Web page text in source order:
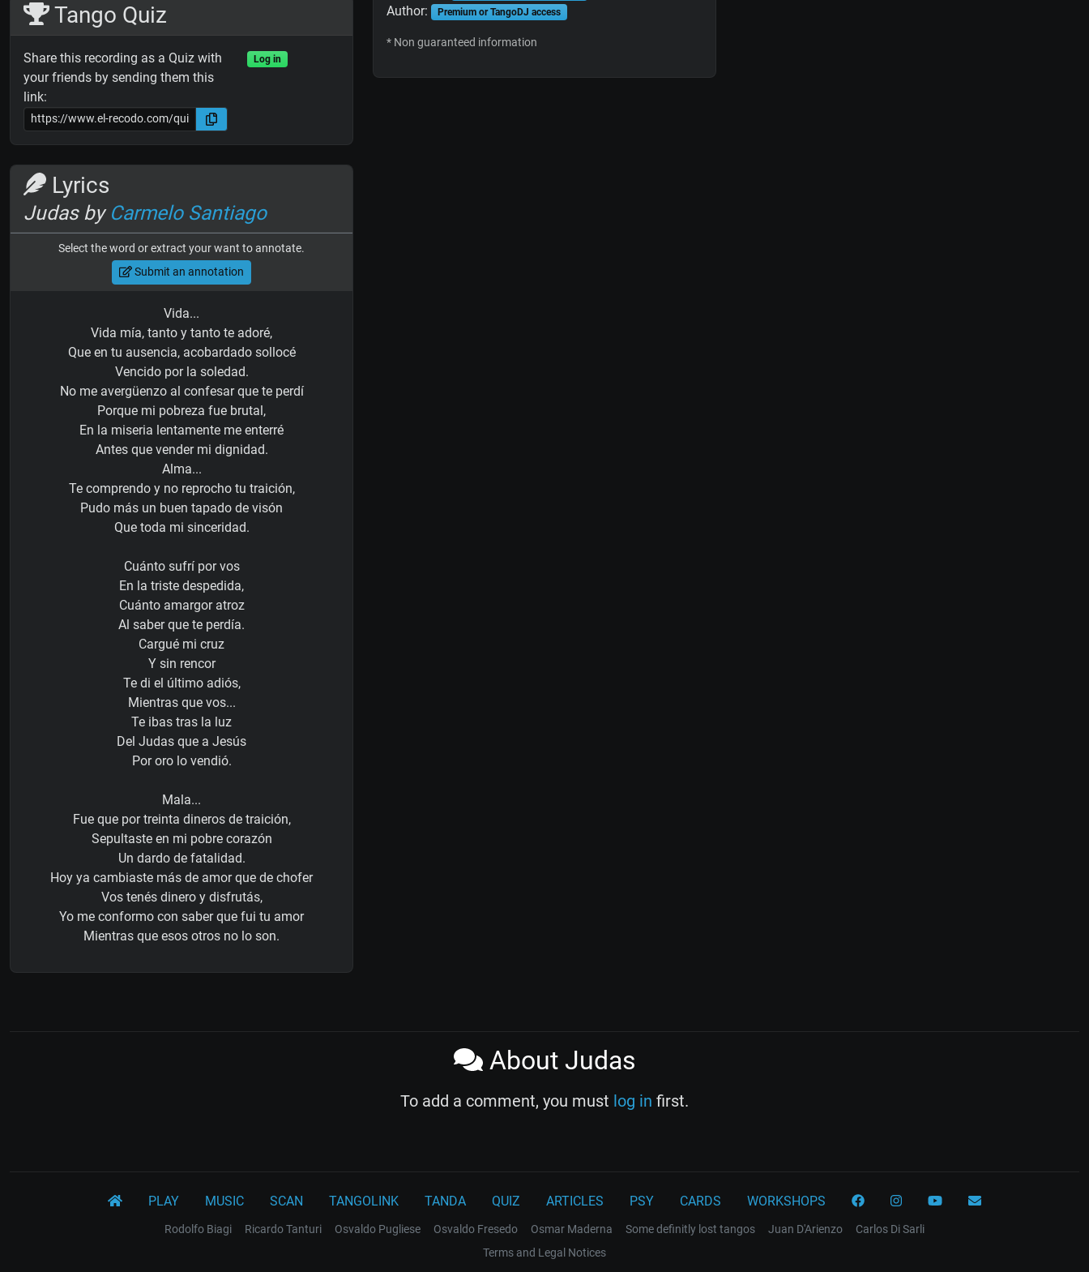
Tango Quiz
Share this recording as a Quiz with
your friends by sending them this
link:
Log in
Lyrics
Judas by Carmelo Santiago
Select the word or extract your want to annotate.
Submit an annotation
Vida...
Vida mía, tanto y tanto te adoré,
Que en tu ausencia, acobardado sollocé
Vencido por la soledad.
No me avergüenzo al confesar que te perdí
Porque mi pobreza fue brutal,
En la miseria lentamente me enterré
Antes que vender mi dignidad.
Alma...
Te comprendo y no reprocho tu traición,
Pudo más un buen tapado de visón
Que toda mi sinceridad.
Cuánto sufrí por vos
En la triste despedida,
Cuánto amargor atroz
Al saber que te perdía.
Cargué mi cruz
Y sin rencor
Te di el último adiós,
Mientras que vos...
Te ibas tras la luz
Del Judas que a Jesús
Por oro lo vendió.
Mala...
Fue que por treinta dineros de traición,
Sepultaste en mi pobre corazón
Un dardo de fatalidad.
Hoy ya cambiaste más de amor que de chofer
Vos tenés dinero y disfrutás,
Yo me conformo con saber que fui tu amor
Mientras que esos otros no lo son.
Author: Premium or TangoDJ access
* Non guaranteed information
About Judas
To add a comment, you must log in first.
PLAY MUSIC SCAN TANGOLINK TANDA QUIZ ARTICLES PSY CARDS WORKSHOPS
Rodolfo Biagi Ricardo Tanturi Osvaldo Pugliese Osvaldo Fresedo Osmar Maderna Some definitly lost tangos Juan D'Arienzo
Carlos Di Sarli
Terms and Legal Notices